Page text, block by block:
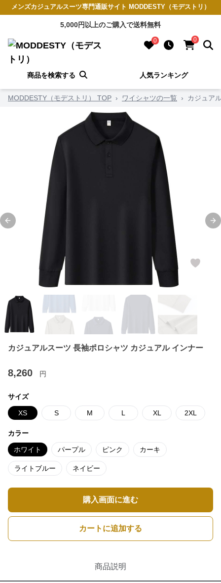
メンズカジュアルスーツ専門通販サイト MODDESTY（モデストリ）
5,000円以上のご購入で送料無料
0 0
商品を検索する 人気ランキング
MODDESTY（モデストリ） TOP › ワイシャツの一覧 › カジュア
Previous slide
カジュアルスーツ 長袖ポロシャツ カジュアル インナー
8,260 円
サイズ
XS S M L XL 2XL
カラー
ホワイト パープル ピンク カーキ
ライトブルー ネイビー
購入画面に進む
カートに追加する
商品説明